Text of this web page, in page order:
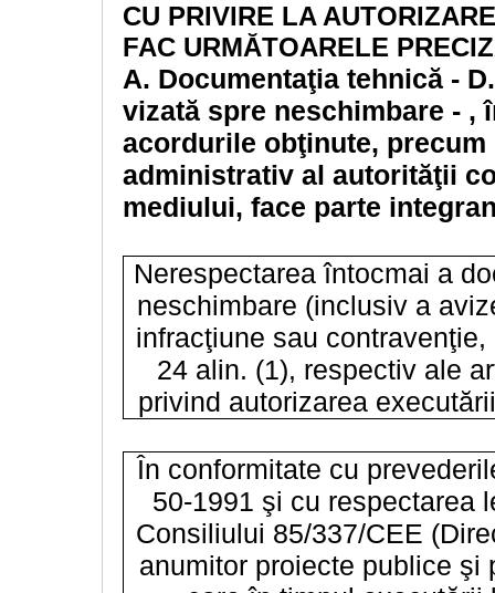
CU PRIVIRE LA
FAC URMĂTOARELE
A. Documentaţia tehnică -
vizată spre neschimbare - ,
acordurile obţinute,
administrativ al autorităţii
mediului, face parte
Nerespectarea întocmai a
neschimbare (inclusiv a
infracţiune sau
24 alin. (1), respectiv ale
privind autorizarea
În conformitate cu
50-1991 şi cu respectarea
Consiliului 85/337/CEE
anumitor proiecte publice